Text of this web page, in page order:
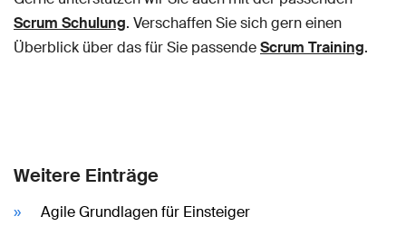
Scrum Schulung. Verschaffen Sie sich gern einen
Überblick über das für Sie passendeScrum Training.
Weitere Einträge
Agile Grundlagen für Einsteiger